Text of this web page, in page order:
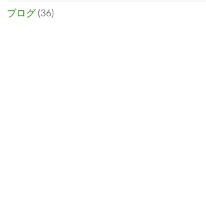
ブログ (36)